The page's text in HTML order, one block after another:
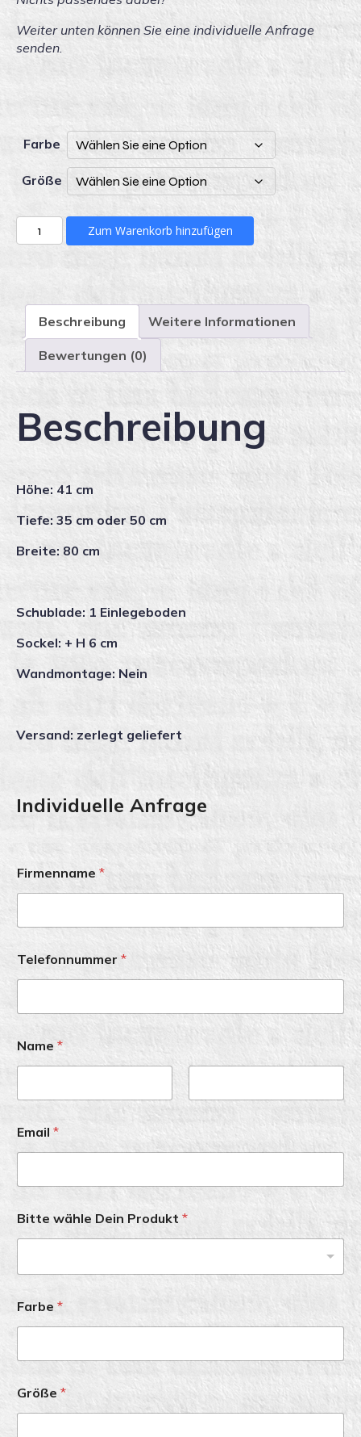
Weiter unten können Sie eine individuelle Anfrage
senden.
Farbe
Größe
KLUNI
41/2_3
Zum Warenkorb hinzufügen
Beschreibung Weitere Informationen
Bewertungen (0)
Beschreibung
Höhe: 41 cm
Tiefe: 35 cm oder 50 cm
Breite: 80 cm
Schublade: 1 Einlegeboden
Sockel: + H 6 cm
Wandmontage: Nein
Versand: zerlegt geliefert
Individuelle Anfrage
Firmenname *
Telefonnummer *
Name *
Email *
Bitte wähle Dein Produkt *
Farbe *
Größe *